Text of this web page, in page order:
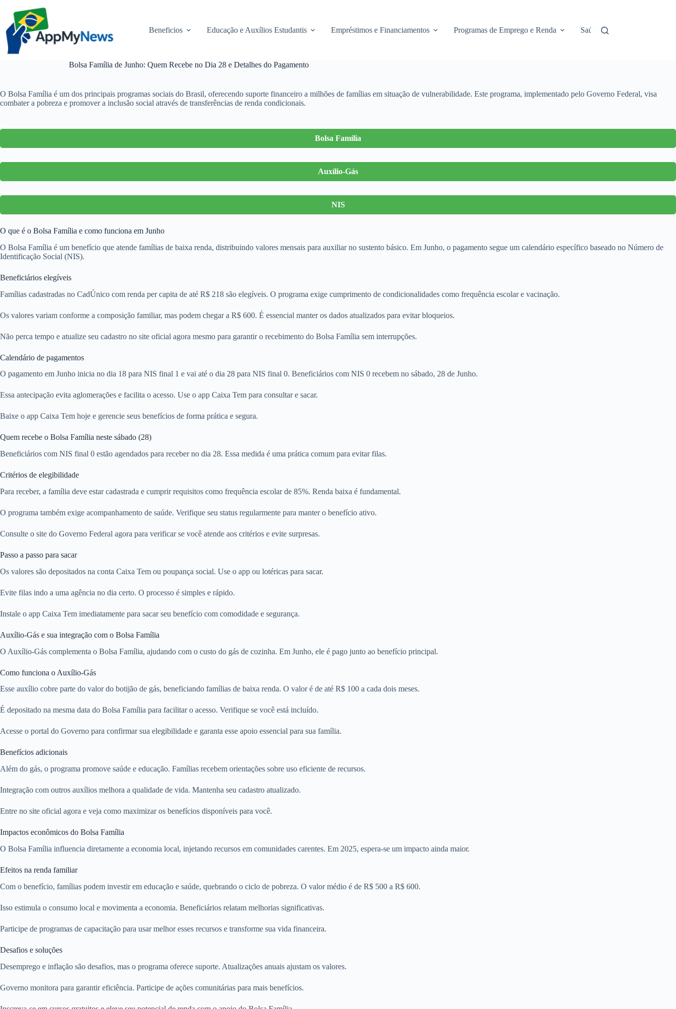
conteúdo
Beneficios Educação e Auxílios Estudantis Empréstimos e Financiamentos Programas de Emprego e Renda Saúde e Assistência
Bolsa Família de Junho: Quem Recebe no Dia 28 e Detalhes do Pagamento
O Bolsa Família é um dos principais programas sociais do Brasil, oferecendo suporte financeiro a milhões de famílias em situação de vulnerabilidade. Este programa, implementado pelo Governo Federal, visa
combater a pobreza e promover a inclusão social através de transferências de renda condicionais.
Bolsa Família
Auxílio-Gás
NIS
O que é o Bolsa Família e como funciona em Junho
O Bolsa Família é um benefício que atende famílias de baixa renda, distribuindo valores mensais para auxiliar no sustento básico. Em Junho, o pagamento segue um calendário específico baseado no Número de
Identificação Social (NIS).
Beneficiários elegíveis
Famílias cadastradas no CadÚnico com renda per capita de até R$ 218 são elegíveis. O programa exige cumprimento de condicionalidades como frequência escolar e vacinação.
Os valores variam conforme a composição familiar, mas podem chegar a R$ 600. É essencial manter os dados atualizados para evitar bloqueios.
Não perca tempo e atualize seu cadastro no site oficial agora mesmo para garantir o recebimento do Bolsa Família sem interrupções.
Calendário de pagamentos
O pagamento em Junho inicia no dia 18 para NIS final 1 e vai até o dia 28 para NIS final 0. Beneficiários com NIS 0 recebem no sábado, 28 de Junho.
Essa antecipação evita aglomerações e facilita o acesso. Use o app Caixa Tem para consultar e sacar.
Baixe o app Caixa Tem hoje e gerencie seus benefícios de forma prática e segura.
Quem recebe o Bolsa Família neste sábado (28)
Beneficiários com NIS final 0 estão agendados para receber no dia 28. Essa medida é uma prática comum para evitar filas.
Critérios de elegibilidade
Para receber, a família deve estar cadastrada e cumprir requisitos como frequência escolar de 85%. Renda baixa é fundamental.
O programa também exige acompanhamento de saúde. Verifique seu status regularmente para manter o benefício ativo.
Consulte o site do Governo Federal agora para verificar se você atende aos critérios e evite surpresas.
Passo a passo para sacar
Os valores são depositados na conta Caixa Tem ou poupança social. Use o app ou lotéricas para sacar.
Evite filas indo a uma agência no dia certo. O processo é simples e rápido.
Instale o app Caixa Tem imediatamente para sacar seu benefício com comodidade e segurança.
Auxílio-Gás e sua integração com o Bolsa Família
O Auxílio-Gás complementa o Bolsa Família, ajudando com o custo do gás de cozinha. Em Junho, ele é pago junto ao benefício principal.
Como funciona o Auxílio-Gás
Esse auxílio cobre parte do valor do botijão de gás, beneficiando famílias de baixa renda. O valor é de até R$ 100 a cada dois meses.
É depositado na mesma data do Bolsa Família para facilitar o acesso. Verifique se você está incluído.
Acesse o portal do Governo para confirmar sua elegibilidade e garanta esse apoio essencial para sua família.
Benefícios adicionais
Além do gás, o programa promove saúde e educação. Famílias recebem orientações sobre uso eficiente de recursos.
Integração com outros auxílios melhora a qualidade de vida. Mantenha seu cadastro atualizado.
Entre no site oficial agora e veja como maximizar os benefícios disponíveis para você.
Impactos econômicos do Bolsa Família
O Bolsa Família influencia diretamente a economia local, injetando recursos em comunidades carentes. Em 2025, espera-se um impacto ainda maior.
Efeitos na renda familiar
Com o benefício, famílias podem investir em educação e saúde, quebrando o ciclo de pobreza. O valor médio é de R$ 500 a R$ 600.
Isso estimula o consumo local e movimenta a economia. Beneficiários relatam melhorias significativas.
Participe de programas de capacitação para usar melhor esses recursos e transforme sua vida financeira.
Desafios e soluções
Desemprego e inflação são desafios, mas o programa oferece suporte. Atualizações anuais ajustam os valores.
Governo monitora para garantir eficiência. Participe de ações comunitárias para mais benefícios.